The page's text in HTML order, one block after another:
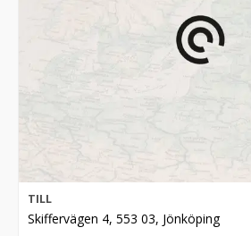
TILL
Skiffervägen 4, 553 03, Jönköping